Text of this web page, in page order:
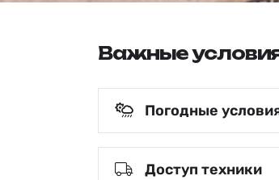
Важные
Погодные
Доступ техники